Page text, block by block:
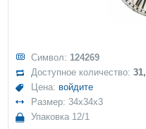
Символ: 124269
Доступное количество:31,
Цена: войдите
Размер: 34x34x3
Упаковка 12/1